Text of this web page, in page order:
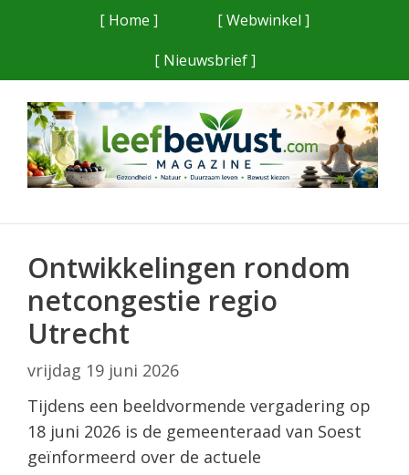
[ Home ]
[ Webwinkel ]
[ Nieuwsbrief ]
Ontwikkelingen rondom
netcongestie regio
Utrecht
vrijdag 19 juni 2026
Tijdens een beeldvormende vergadering op
18 juni 2026 is de gemeenteraad van Soest
geïnformeerd over de actuele